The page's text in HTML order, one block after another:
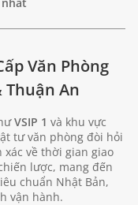
Văn Phòng
Thuận An
VSIP 1 và khu vực
tư văn phòng đòi hỏi
về thời gian giao
lược, mang đến
chuẩn Nhật Bản,
vận hành.